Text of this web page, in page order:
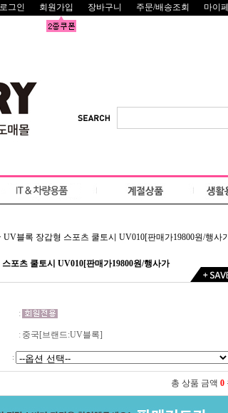
로그인 회원가입 장바구니 주문/배송조회 마이
UV블록 장갑형 스포츠 쿨토시 UV010[판매가19800원/행사
포츠 쿨토시 UV010[판매가19800원/행사가
:
: 중국[브랜드:UV블록]
:
총 상품 금액 0